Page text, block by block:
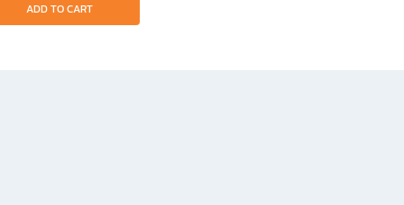
ADD TO CART